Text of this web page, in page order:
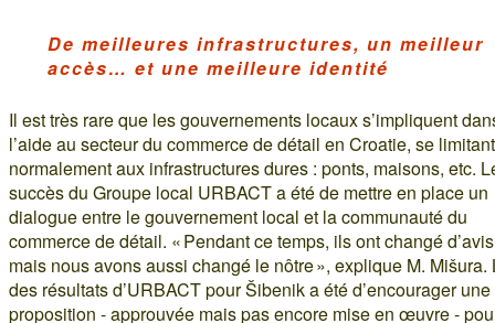
De meilleures infrastructures, un meilleur
accès… et une meilleure identité
Il est très rare que les gouvernements locaux s’impliquent
l’aide au secteur du commerce de détail en Croatie, se limitant
normalement aux infrastructures dures : ponts, maisons, etc.
succès du Groupe local URBACT a été de mettre en place un
dialogue entre le gouvernement local et la communauté du
commerce de détail. « Pendant ce temps, ils ont changé
mais nous avons aussi changé le nôtre », explique M. Mišura.
des résultats d’URBACT pour Šibenik a été d’encourager une
proposition - approuvée mais pas encore mise en œuvre -